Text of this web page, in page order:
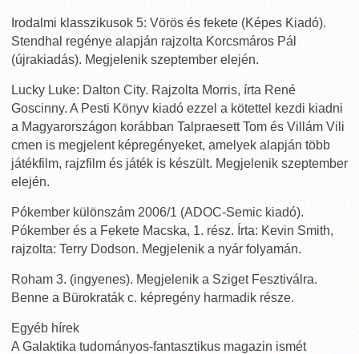
Irodalmi klasszikusok 5: Vörös és fekete (Képes Kiadó).
Stendhal regénye alapján rajzolta Korcsmáros Pál
(újrakiadás). Megjelenik szeptember elején.
Lucky Luke: Dalton City. Rajzolta Morris, írta René
Goscinny. A Pesti Könyv kiadó ezzel a kötettel kezdi kiadni
a Magyarországon korábban Talpraesett Tom és Villám Vili
cmen is megjelent képregényeket, amelyek alapján több
játékfilm, rajzfilm és játék is készült. Megjelenik szeptember
elején.
Pókember különszám 2006/1 (ADOC-Semic kiadó).
Pókember és a Fekete Macska, 1. rész. Írta: Kevin Smith,
rajzolta: Terry Dodson. Megjelenik a nyár folyamán.
Roham 3. (ingyenes). Megjelenik a Sziget Fesztiválra.
Benne a Bürokraták c. képregény harmadik része.
Egyéb hírek
A Galaktika tudományos-fantasztikus magazin ismét